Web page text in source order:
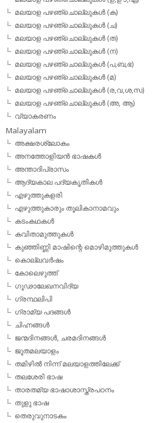
മലയാള പഴഞ്ചൊല്ലുകള്‍ (ക)
മലയാള പഴഞ്ചൊല്ലുകള്‍ (ച)
മലയാള പഴഞ്ചൊല്ലുകള്‍ (ത)
മലയാള പഴഞ്ചൊല്ലുകള്‍ (ന)
മലയാള പഴഞ്ചൊല്ലുകള്‍ (പ,ബ,ഭ)
മലയാള പഴഞ്ചൊല്ലുകള്‍ (മ)
മലയാള പഴഞ്ചൊല്ലുകള്‍ (ര,വ,ശ,സ)
മലയാള പഴഞ്ചൊല്ലുകൾ (അ, ആ)
വ്യാകരണം
Malayalam
അക്ഷരശ്ലോകം
അനത്തോളിയന്‍ ഭാഷകള്‍
അന്താദിപ്രാസം
ആദ്യകാല പദ്യകൃതികള്‍
എഴുത്തുകളരി
എഴുത്തുകാരും തൂലികാനാമവും
കടംകഥകള്‍
കവിതാമുത്തുകള്‍
കുഞ്ഞിണ്ണി മാഷിന്റെ മൊഴിമുത്തുകള്‍
കൊല്ലവര്‍ഷം
കോലെഴുത്ത്
ഗൂഢാലേഖനവിദ്യ
ഗ്രന്ഥലിപി
ഗ്രാമ്യ പദങ്ങള്‍
ചിഹ്നങ്ങള്‍
ജന്മദിനങ്ങള്‍, ചരമദിനങ്ങള്‍
ജൂതമലയാളം
തമിഴില്‍ നിന്ന് മലയാളത്തിലേക്ക്
തലശേരി ഭാഷ
താരതമ്യ ഭാഷാശാസ്ത്രപഠനം
തുളു ഭാഷ
തെരുവുനാടകം